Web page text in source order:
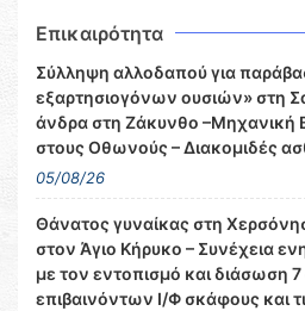
Επικαιρότητα
Σύλληψη αλλοδαπού για
εξαρτησιογόνων ουσιών» στη
άνδρα στη Ζάκυνθο –Μηχανική
στους Οθωνούς – Διακομιδές
05/08/26
Θάνατος γυναίκας στη
στον Άγιο Κήρυκο – Συνέχεια
με τον εντοπισμό και διάσωση
επιβαινόντων Ι/Φ σκάφους και